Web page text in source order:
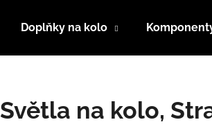
Doplňky na kolo
Světla na kolo,